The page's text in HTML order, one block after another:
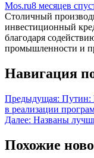
Mos.ru8 месяцев
Столичный
инвестиционный
благодаря
промышленности и
Навигация
Предыдущая: Путин:
в реализации
Далее: Названы
Похожие